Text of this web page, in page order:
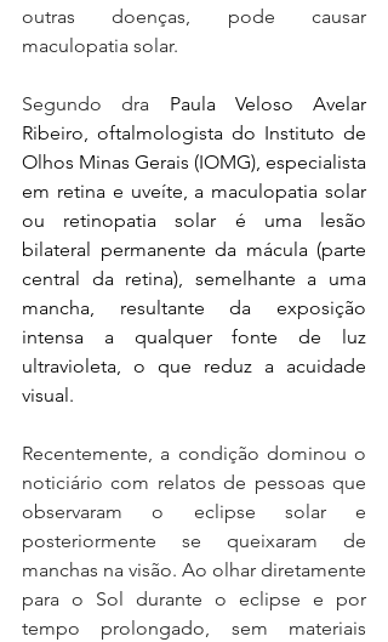
outras doenças, pode causar
maculopatia solar.
Segundo dra Paula Veloso Avelar
Ribeiro, oftalmologista do Instituto de
Olhos Minas Gerais (IOMG), especialista
em retina e uveíte, a maculopatia solar
ou retinopatia solar é uma lesão
bilateral permanente da mácula (parte
central da retina), semelhante a uma
mancha, resultante da exposição
intensa a qualquer fonte de luz
ultravioleta, o que reduz a acuidade
visual.
Recentemente, a condição dominou o
noticiário com relatos de pessoas que
observaram o eclipse solar e
posteriormente se queixaram de
manchas na visão. Ao olhar diretamente
para o Sol durante o eclipse e por
tempo prolongado, sem materiais